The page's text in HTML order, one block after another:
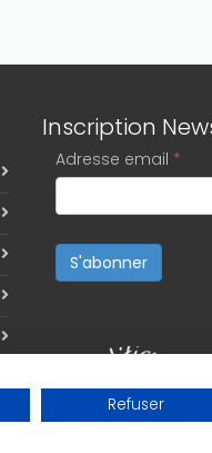
Inscription
Adresse email *
S'abonner
Refuser